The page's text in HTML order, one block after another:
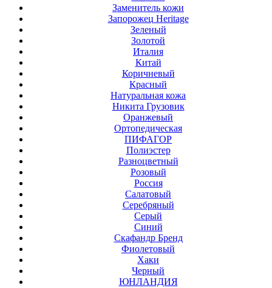
Заменитель кожи
Запорожец Heritage
Зеленый
Золотой
Италия
Китай
Коричневый
Красный
Натуральная кожа
Никита Грузовик
Оранжевый
Ортопедическая
ПИФАГОР
Полиэстер
Разноцветный
Розовый
Россия
Салатовый
Серебряный
Серый
Синий
Скафандр Бренд
Фиолетовый
Хаки
Черный
ЮНЛАНДИЯ